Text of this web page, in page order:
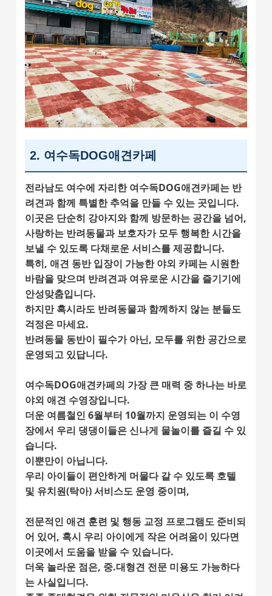
2. 여수독DOG애견카페
전라남도 여수에 자리한여수독DOG애견카페는 반
려견과 함께 특별한 추억을 만들 수 있는 곳입니다.
이곳은 단순히 강아지와 함께 방문하는 공간을 넘어,
사랑하는 반려동물과 보호자가 모두 행복한 시간을
보낼 수 있도록 다채로운 서비스를 제공합니다.
특히, 애견 동반 입장이 가능한 야외 카페는 시원한
바람을 맞으며 반려견과 여유로운 시간을 즐기기에
안성맞춤입니다.
하지만 혹시라도 반려동물과 함께하지 않는 분들도
걱정은 마세요.
반려동물 동반이 필수가 아닌, 모두를 위한 공간으로
운영되고 있답니다.
여수독DOG애견카페의 가장 큰 매력 중 하나는 바로
야외 애견 수영장입니다.
더운 여름철인 6월부터 10월까지 운영되는 이 수영
장에서 우리 댕댕이들은 신나게 물놀이를 즐길 수 있
습니다.
이뿐만이 아닙니다.
우리 아이들이 편안하게 머물다 갈 수 있도록 호텔
및 유치원(탁아) 서비스도 운영 중이며,
전문적인 애견 훈련 및 행동 교정 프로그램도 준비되
어 있어, 혹시 우리 아이에게 작은 어려움이 있다면
이곳에서 도움을 받을 수 있습니다.
더욱 놀라운 점은, 중.대형견 전문 미용도 가능하다
는 사실입니다.